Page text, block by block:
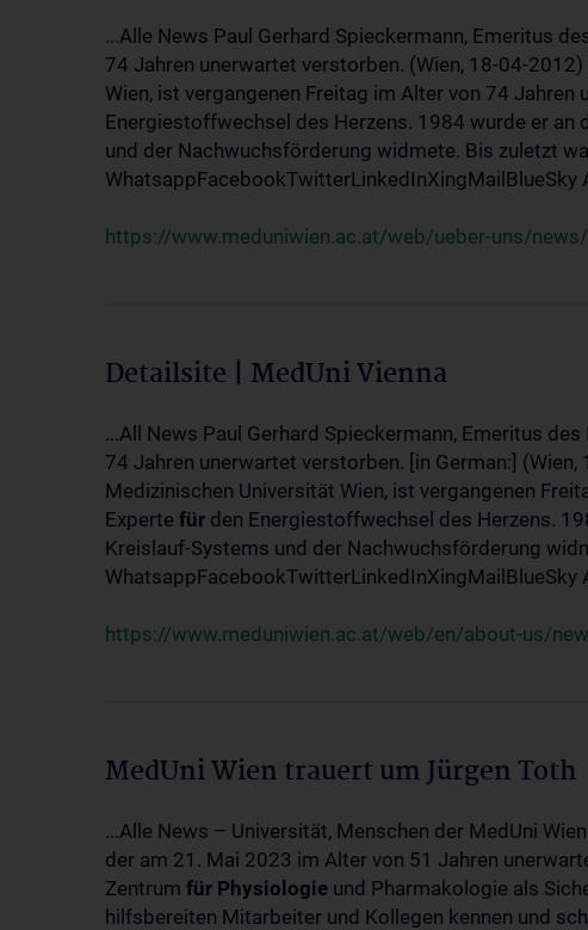
...Alle News Paul Gerhard Spieckermann, Emeritus
74 Jahren unerwartet verstorben. (Wien, 18-04-
Wien, ist vergangenen Freitag im Alter von 74
Energiestoffwechsel des Herzens. 1984 wurde er an
und der Nachwuchsförderung widmete. Bis zuletzt
WhatsappFacebookTwitterLinkedInXingMailBlueSky
https://www.meduniwien.ac.at/web/ueber-uns/
Detailsite | MedUni Vienna
...All News Paul Gerhard Spieckermann, Emeritus
74 Jahren unerwartet verstorben. [in German:]
Medizinischen Universität Wien, ist vergangenen
Experte für den Energiestoffwechsel des Herzens.
Kreislauf-Systems und der Nachwuchsförderung
WhatsappFacebookTwitterLinkedInXingMailBlueSky
https://www.meduniwien.ac.at/web/en/about-us/
MedUni Wien trauert um Jürgen Toth
...Alle News – Universität, Menschen der MedUni
der am 21. Mai 2023 im Alter von 51 Jahren
Zentrum für Physiologie und Pharmakologie als
hilfsbereiten Mitarbeiter und Kollegen kennen und